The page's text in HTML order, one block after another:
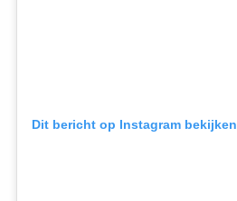
Dit bericht op Instagram bekijken